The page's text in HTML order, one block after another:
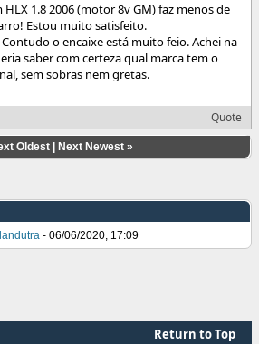
1.8 2006 (motor 8v GM) faz menos de
Estou muito satisfeito.
o encaixe está muito feio. Achei na
saber com certeza qual marca tem o
sem sobras nem gretas.
Quote
Oldest| Next Newest»
- 06/06/2020, 17:09
Return to Top